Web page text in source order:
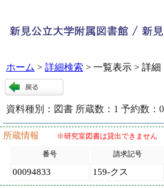
ホーム > 詳細検索 > 一覧表示 > 詳細
資料種別： 図書 所蔵数： 1 予約数： 0
所蔵情報 ※研究室図書は貸出できません
番号 請求記号
00094833 159-クス